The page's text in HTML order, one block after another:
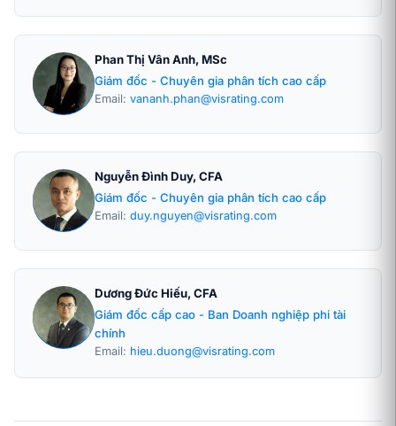
Phan Thị Vân Anh, MSc
Giám đốc - Chuyên gia phân tích cao cấp
Email: vananh.phan@visrating.com
Nguyễn Đình Duy, CFA
Giám đốc - Chuyên gia phân tích cao cấp
Email: duy.nguyen@visrating.com
Dương Đức Hiếu, CFA
Giám đốc cấp cao - Ban Doanh nghiệp phi tài
chính
Email: hieu.duong@visrating.com